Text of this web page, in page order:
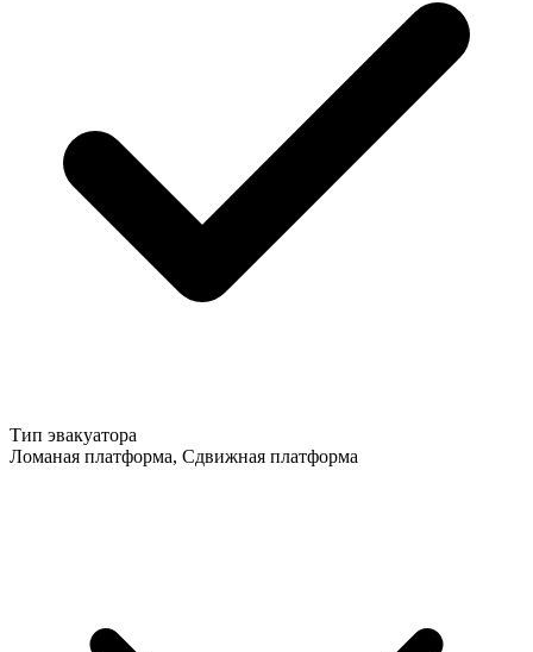
Тип эвакуатора
Ломаная платформа, Сдвижная платформа